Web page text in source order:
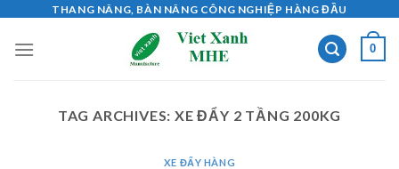
content
THANG NÂNG, BÀN NÂNG CÔNG NGHIỆP HÀNG ĐẦU
0
TAG ARCHIVES: XE ĐẨY 2 TẦNG 200KG
XE ĐẨY HÀNG